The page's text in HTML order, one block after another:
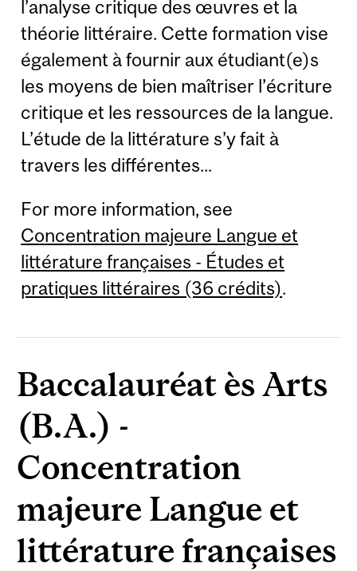
l’analyse critique des œuvres et la
théorie littéraire. Cette formation vise
également à fournir aux étudiant(e)s
les moyens de bien maîtriser l’écriture
critique et les ressources de la langue.
L’étude de la littérature s’y fait à
travers les différentes...
For more information, see
Concentration majeure Langue et
littérature françaises - Études et
pratiques littéraires (36 crédits).
Baccalauréat ès Arts
(B.A.) -
Concentration
majeure Langue et
littérature françaises